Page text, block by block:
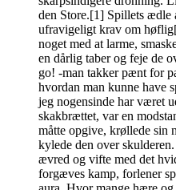
den Store.[1] Spillets
ufravigeligt krav om
noget med at larme,
en dårlig taber og feje de
go! -man takker pænt for
hvordan man kunne have
jeg nogensinde har været
skakbrættet, var en
måtte opgive, krøllede sin
kylede den over
ævred og vifte med det
forgæves kamp, forlener